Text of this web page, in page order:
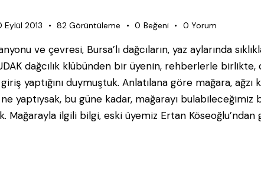
Eylül 2013 82 Görüntüleme 0 Beğeni 0 Yorum
ve çevresi, Bursa’lı dağcıların, yaz aylarında
dağcılık klübünden bir üyenin, rehberlerle
yaptığını duymuştuk. Anlatılana göre mağara, ağzı
ne yaptıysak, bu güne kadar, mağarayı
Mağarayla ilgili bilgi, eski üyemiz Ertan Köseoğlu’ndan